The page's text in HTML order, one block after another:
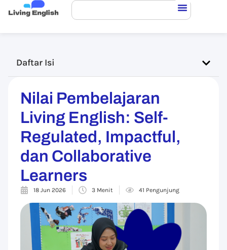
Daftar Isi
Nilai Pembelajaran
Living English: Self-
Regulated, Impactful,
dan Collaborative
Learners
18 Jun 2026 3 Menit 41 Pengunjung